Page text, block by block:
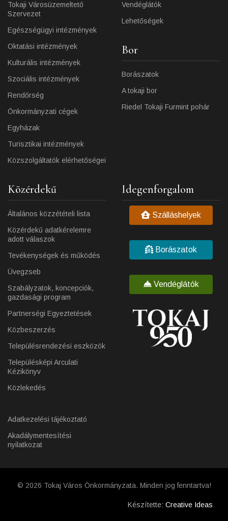
Tokaji Városüzemeltető
Szervezet
Egészségügyi intézmények
Oktatási intézmények
Kulturális intézmények
Szociális intézmények
Rendőrség
Önkormányzati cégek
Egyházak
Turisztikai intézmények
Közszolgáltatók elérhetőségei
Vendéglátók
Lehetőségek
Bor
Borászatok
A tokaji bor
Riedel Tokaji Furmint pohár
Közérdekű
Általános közzétételi lista
Közérdekű adatkérelemre
adott válaszok
Tevékenységek és működés
Üvegzseb
Szabályzatok, koncepciók,
gazdasági program
Partnerségi Egyeztetések
Közbeszerzés
Településrendezési eszközök
Településképi Arculati
Kézikönyv
Közlekedés
Adatkezelési tájékoztató
Akadálymentesítési
nyilatkozat
Idegenforgalom
Szálláshelyek
Borászatok
Vendéglátók
© 2026 Tokaj Város Önkormányzata. Minden jog fenntartva!
Készítette: Creative Ideas